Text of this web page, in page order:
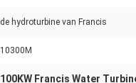
de hydroturbine van Francis
10300M
100KW Francis Water